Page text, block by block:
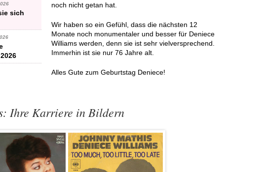
sich
noch nicht getan hat.
Wir haben so ein Gefühl, dass die nächsten 12
Monate noch monumentaler und besser für Deniece
Williams werden, denn sie ist sehr vielversprechend.
Immerhin ist sie nur 76 Jahre alt.
Alles Gute zum Geburtstag Deniece!
Ihre Karriere in Bildern